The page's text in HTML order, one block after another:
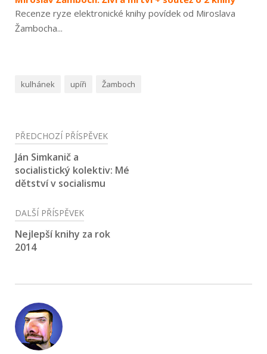
Recenze ryze elektronické knihy povídek od Miroslava
Žambocha...
kulhánek upíři Žamboch
Navigace
pro
příspěvek
PŘEDCHOZÍ PŘÍSPĚVEK
Ján Simkanič a
socialistický kolektiv: Mé
dětství v socialismu
DALŠÍ PŘÍSPĚVEK
Nejlepší knihy za rok
2014